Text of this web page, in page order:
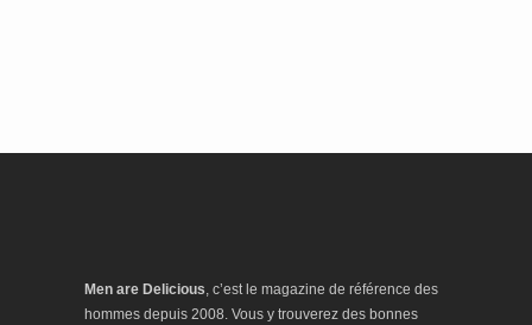
Men are Delicious , c’est le magazine de référence des
hommes depuis 2008. Vous y trouverez des bonnes